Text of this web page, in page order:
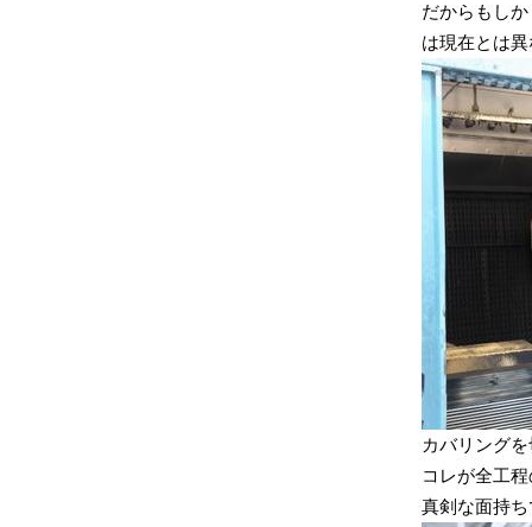
だからもし
は現在とは
カバリング
コレが全工
真剣な面持